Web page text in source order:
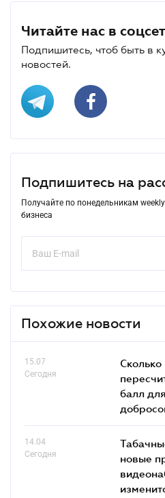
Читайте нас в
Подпишитесь, чтоб быть в
новостей.
Подпишитесь на
Получайте по понедельникам
бизнеса
Похожие новости
15.07
Сегодня
Сколько
балл
14.04
Сегодня
новые